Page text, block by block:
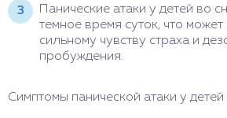
Панические атаки у детей во
темное время суток, что может
сильному чувству страха и
пробуждения.
Симптомы панической атаки у